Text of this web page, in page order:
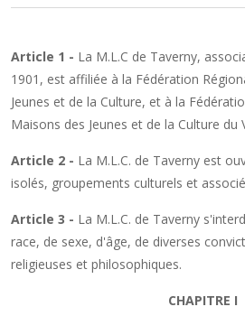
Article 1 - La M.L.C de Taverny,
1901, est affiliée à la Fédération
Jeunes et de la Culture, et à la
Maisons des Jeunes et de la Culture du
Article 2 - La M.L.C. de Taverny est
isolés, groupements culturels et
Article 3 - La M.L.C. de Taverny
race, de sexe, d'âge, de diverses
religieuses et philosophiques.
CHAPITRE I